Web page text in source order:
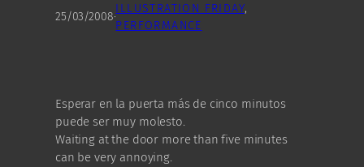
25/03/2008·
ILLUSTRATION FRIDAY
PERFORMANCE
Esperar en la puerta más de cinco minutos
puede ser muy molesto.
Waiting at the door more than five minutes
can be very annoying.